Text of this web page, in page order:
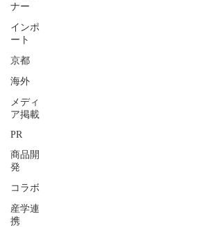
ナー
インポ
ート
京都
海外
メディ
ア掲載
PR
商品開
発
コラボ
産学連
携